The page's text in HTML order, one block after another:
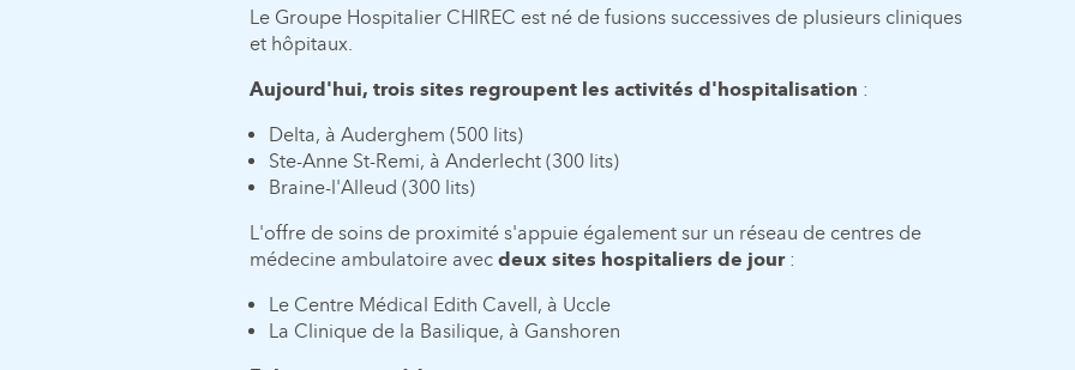
Le Groupe Hospitalier CHIREC est né de fusions successives de plusieurs cliniques
et hôpitaux.
Aujourd'hui, trois sites regroupent les activités d'hospitalisation :
Delta, à Auderghem (500 lits)
Ste-Anne St-Remi, à Anderlecht (300 lits)
Braine-l'Alleud (300 lits)
L'offre de soins de proximité s'appuie également sur un réseau de centres de
médecine ambulatoire avecdeux sites hospitaliers de jour:
Le Centre Médical Edith Cavell, à Uccle
La Clinique de la Basilique, à Ganshoren